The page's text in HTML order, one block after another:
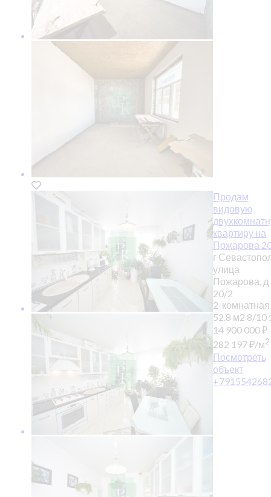
Продам
видовую
квартиру на
Пожарова
г
улица
Пожарова, д
20/2
2-комнатная
52.8 м2 8/10
14 900 000₽
282 197₽/м2
Посмотреть
объект